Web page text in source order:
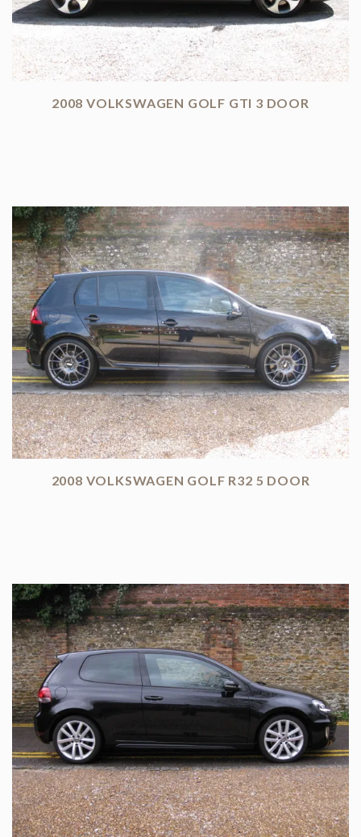
2008 VOLKSWAGEN GOLF GTI 3 DOOR
2008 VOLKSWAGEN GOLF R32 5 DOOR